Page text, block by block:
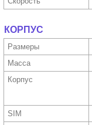
КОРПУС
Размеры
Масса
Корпус
SIM